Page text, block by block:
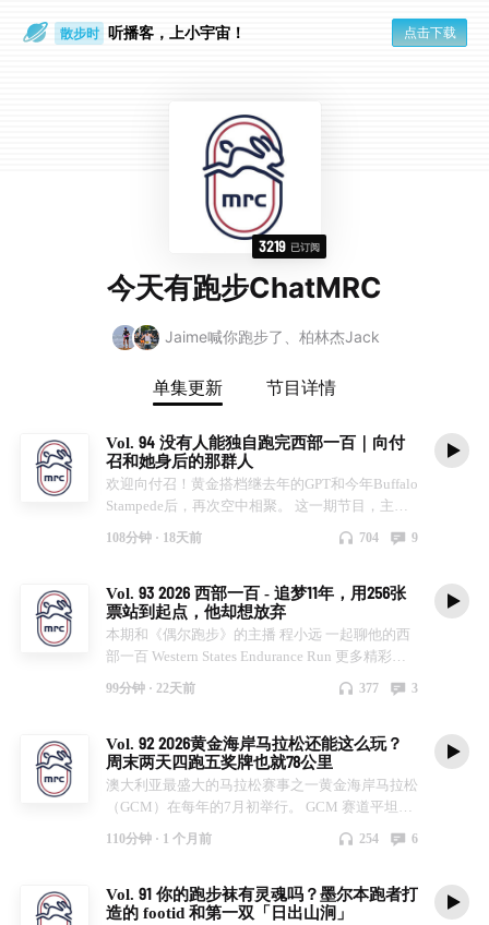
散步时 听播客，上小宇宙！ 点击下载
3219 已订阅
今天有跑步ChatMRC
Jaime喊你跑步了、柏林杰Jack
单集更新 节目详情
Vol. 94 没有人能独自跑完西部一百｜向付
召和她身后的那群人
欢迎向付召！黄金搭档继去年的GPT和今年Buffalo
Stampede后，再次空中相聚。 这一期节目，主要
方式：https://gorunasia.com/ 西部一百的终点冲
pacer (Eric和Adam) 合练： 赛道补给： 大梅子家的
跑友聚会： 山顶日落： 雷尼尔雪山徒步搭子，方
方，吉吉，Andy ，晓莉姐： 和方方和晓莉姐： 西
雅图Su 跑团分享会： 这是Ted接我去训练的早
上，我说他很酷，他腰上也有那个皮带扣，很多很
多年了： Iris 就是那个认识了超过十年的朋友： 在
就像小孩子一样，开心快乐。 和Ken、Michael、
Hauha离别时门前合影： 和方方，方方的狗
woolly，吉吉，一起去旅行时在游轮上： 和
Hauha、🐱 Black合影告别：
108分钟 · 18天前 704 9
Vol. 93 2026 西部一百 - 追梦11年，用256张
票站到起点，他却想放弃
本期和《偶尔跑步》的主播 程小远 一起聊他的西
部一百 Western States Endurance Run 更多精彩故
99分钟 · 22天前 377 3
Vol. 92 2026黄金海岸马拉松还能这么玩？
周末两天四跑五奖牌也就78公里
澳大利亚最盛大的马拉松赛事之一黄金海岸马拉松
（GCM）在每年的7月初举行。 GCM 赛道平坦，
内外跑者参与，今年甚至创下了人数之最。 GCM
10公里。MRC的 Flora 今年把这四个组别跑全了！
听上去超级好玩（可能也好累？）
110分钟 · 1 个月前 254 6
Vol. 91 你的跑步袜有灵魂吗？墨尔本跑者打
造的 footid 和第一双「日出山涧」